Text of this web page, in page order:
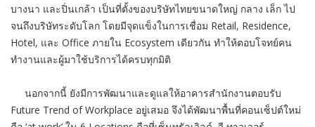
บางนา และปิ่นเกล้า เป็นที่ตั้งของบริษัทไทยขนาดใหญ่ กลาง เล็ก ไป
จนถึงบริษัทระดับโลก โดยมีจุดแข็งในการเชื่อม Retail, Residence,
Hotel, และ Office ภายใน Ecosystem เดียวกัน ทำให้ตอบโจทย์คน
ทำงานและผู้มาใช้บริการได้ครบทุกมิติ
นอกจากนี้ ยังมีการพัฒนาและดูแลให้อาคารสำนักงานตอบรับ
Future Trend of Workplace อยู่เสมอ จึงได้พัฒนาพื้นที่คอนเซ็ปต์ใหม่